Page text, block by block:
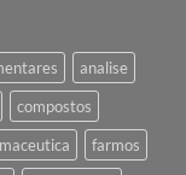
analise
compostos
farmos